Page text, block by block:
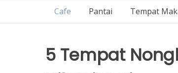
Cafe Pantai Tempat
5 Tempat